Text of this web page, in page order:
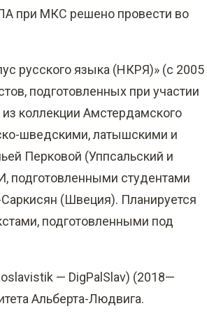
при МКС решено провести во
русского языка (НКРЯ)» (с 2005
подготовленных при участии
коллекции Амстердамского
шведскими, латышскими и
Перковой (Уппсальский и
подготовленными студентами
(Швеция). Планируется
подготовленными под
— DigPalSlav) (2018—
Альберта-Людвига.